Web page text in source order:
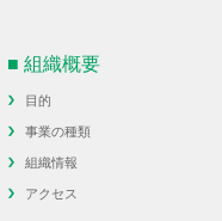
■ 組織概要
目的
事業の種類
組織情報
アクセス